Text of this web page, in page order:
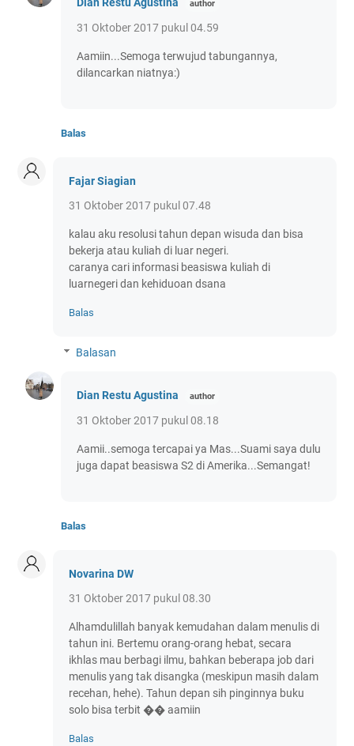
Dian Restu Agustina
31 Oktober 2017 pukul 04.59
Aamiin...Semoga terwujud tabungannya,
dilancarkan niatnya:)
Balas
Fajar Siagian
31 Oktober 2017 pukul 07.48
kalau aku resolusi tahun depan wisuda dan bisa
bekerja atau kuliah di luar negeri.
caranya cari informasi beasiswa kuliah di
luarnegeri dan kehiduoan dsana
Balas
Balasan
Dian Restu Agustina
31 Oktober 2017 pukul 08.18
Aamii..semoga tercapai ya Mas...Suami saya dulu
juga dapat beasiswa S2 di Amerika...Semangat!
Balas
Novarina DW
31 Oktober 2017 pukul 08.30
Alhamdulillah banyak kemudahan dalam menulis di
tahun ini. Bertemu orang-orang hebat, secara
ikhlas mau berbagi ilmu, bahkan beberapa job dari
menulis yang tak disangka (meskipun masih dalam
recehan, hehe). Tahun depan sih pinginnya buku
solo bisa terbit �� aamiin
Balas